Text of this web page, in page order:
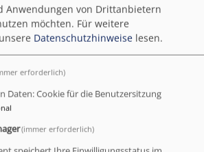
Festlegung der Speicherdauer
Daten werden gelöscht, sobald
des Zweckes ihrer Erhebung
sind und soweit der
an die wir
sind, entgegenstehen.
werden regelmäßig überprüft
von ausgeschiedenen
Anwendungen von Drittanbietern
möchten. Für weitere
Datenschutzhinweise lesen.
erforderlich)
Daten: Cookie für die Benutzersitzung
(immer erforderlich)